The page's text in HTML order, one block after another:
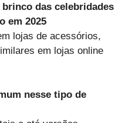
das celebridades
em 2025
lojas de acessórios,
em lojas online
nesse tipo de